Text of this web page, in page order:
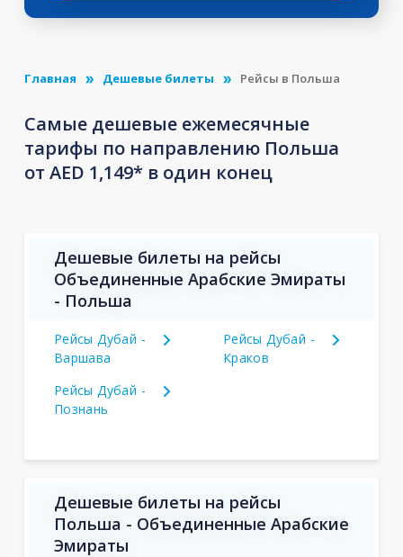
Главная Дешевые билеты Рейсы в Польша
Самые дешевые ежемесячные
тарифы по направлению Польша
от AED 1,149* в один конец
Дешевые билеты на рейсы
Объединенные Арабские Эмираты
- Польша
Рейсы Дубай -
Варшава
Рейсы Дубай -
Краков
Рейсы Дубай -
Познань
Дешевые билеты на рейсы
Польша - Объединенные Арабские
Эмираты